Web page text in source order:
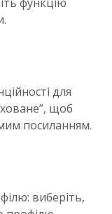
для
щоб
посиланням.
виберіть,